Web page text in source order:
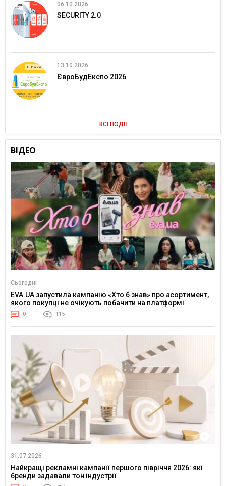
06.10.2026
SECURITY 2.0
13.10.2026
ЄвроБудЕкспо 2026
ВСІ ПОДІЇ
ВІДЕО
Сьогодні
EVA.UA запустила кампанію «Хто б знав» про асортимент,
якого покупці не очікують побачити на платформі
0 115
31.07.2026
Найкращі рекламні кампанії першого півріччя 2026: які
бренди задавали тон індустрії